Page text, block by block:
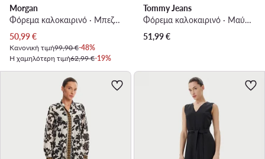
Morgan
Φόρεμα καλοκαιρινό · Μπεζ · Maxi
Τρέχουσα τιμή
50,99€
Κανονική τιμή99,90 €-48%
Η χαμηλότερη τιμή62,99 €-19%
Tommy Jeans
Φόρεμα καλοκαιρινό · Μαύρο · Mini
51,99€